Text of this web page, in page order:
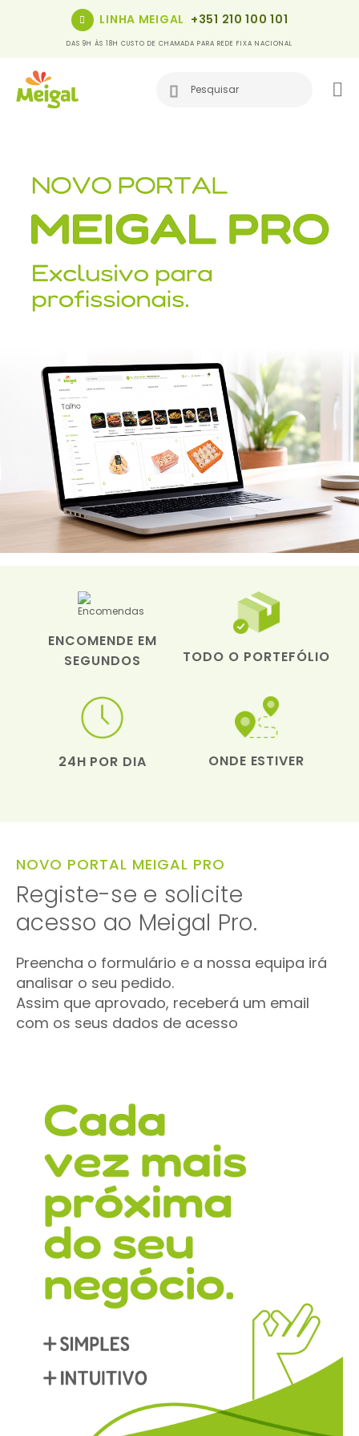
LINHA MEIGAL +351 210 100 101
DAS 9H ÀS 18H CUSTO DE CHAMADA PARA REDE FIXA NACIONAL
ENCOMENDE EM
SEGUNDOS
TODO O PORTEFÓLIO
24H POR DIA ONDE ESTIVER
NOVO PORTAL MEIGAL PRO
Registe-se e solicite
acesso ao Meigal Pro.
Preencha o formulário e a nossa equipa irá
analisar o seu pedido.
Assim que aprovado, receberá um email
com os seus dados de acesso